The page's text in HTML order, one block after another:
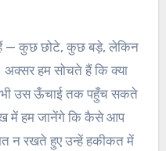
हम सोचते हैं कि क्या
भी उस ऊँचाई तक पहुँच सकते
में हम जानेंगे कि कैसे आप
न रखते हुए उन्हें हकीकत में